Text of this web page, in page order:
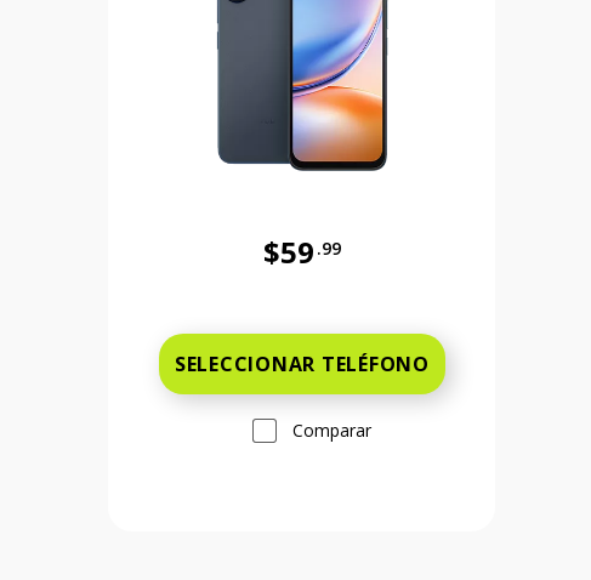
$59 .99
SELECCIONAR TELÉFONO
Comparar